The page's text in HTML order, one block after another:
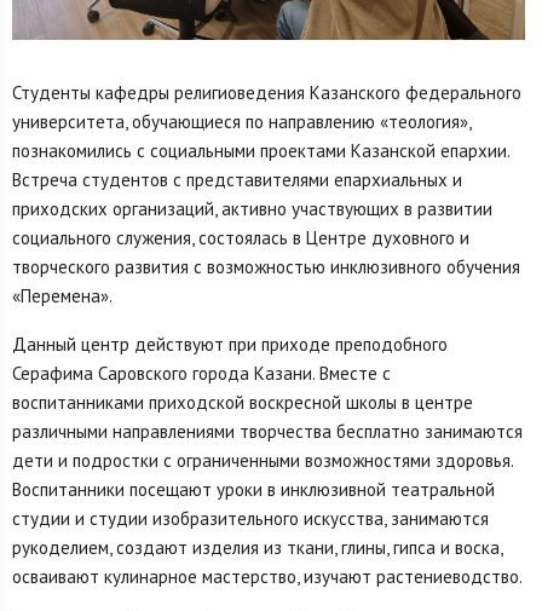
Студенты кафедры религиоведения Казанского федерального
университета, обучающиеся по направлению «теология»,
познакомились с социальными проектами Казанской епархии.
Встреча студентов с представителями епархиальных и
приходских организаций, активно участвующих в развитии
социального служения, состоялась в Центре духовного и
творческого развития с возможностью инклюзивного обучения
«Перемена».
Данный центр действуют при приходе преподобного
Серафима Саровского города Казани. Вместе с
воспитанниками приходской воскресной школы в центре
различными направлениями творчества бесплатно занимаются
дети и подростки с ограниченными возможностями здоровья.
Воспитанники посещают уроки в инклюзивной театральной
студии и студии изобразительного искусства, занимаются
рукоделием, создают изделия из ткани, глины, гипса и воска,
осваивают кулинарное мастерство, изучают растениеводство.